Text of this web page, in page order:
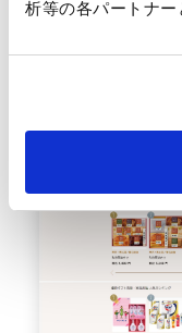
析等の各パートナー